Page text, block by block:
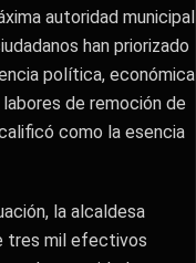
autoridad municipal
han priorizado
política, económica
de remoción de
como la esencia
la alcaldesa
tres mil efectivos